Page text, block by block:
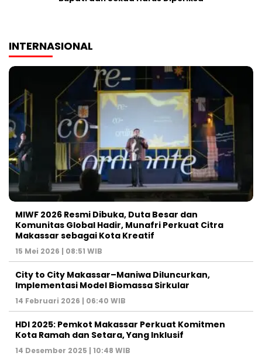
INTERNASIONAL
MIWF 2026 Resmi Dibuka, Duta Besar dan
Komunitas Global Hadir, Munafri Perkuat Citra
Makassar sebagai Kota Kreatif
15 Mei 2026 | 08:51 WIB
City to City Makassar–Maniwa Diluncurkan,
Implementasi Model Biomassa Sirkular
14 Februari 2026 | 06:40 WIB
HDI 2025: Pemkot Makassar Perkuat Komitmen
Kota Ramah dan Setara, Yang Inklusif
14 Desember 2025 | 10:48 WIB